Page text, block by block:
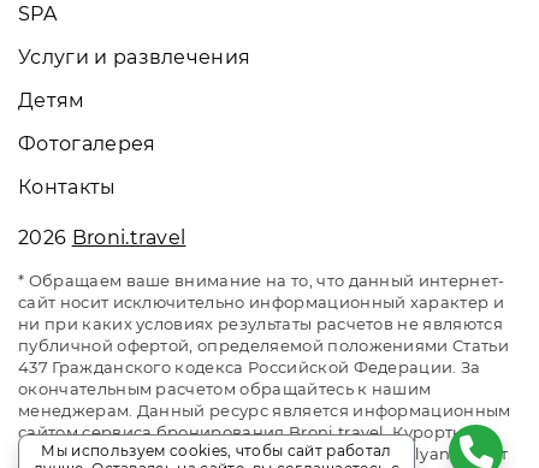
SPA
Услуги и развлечения
Детям
Фотогалерея
Контакты
2026 Broni.travel
* Обращаем ваше внимание на то, что данный интернет-
сайт носит исключительно информационный характер и
ни при каких условиях результаты расчетов не являются
публичной офертой, определяемой положениями Статьи
437 Гражданского кодекса Российской Федерации. За
окончательным расчетом обращайтесь к нашим
менеджерам. Данный ресурс является информационным
сайтом сервиса бронирования Broni.travel. Курортный
комплекс Гранд Отель Поляна / Grand Hotel Polyana. Сайт
Мы используем cookies, чтобы сайт работал